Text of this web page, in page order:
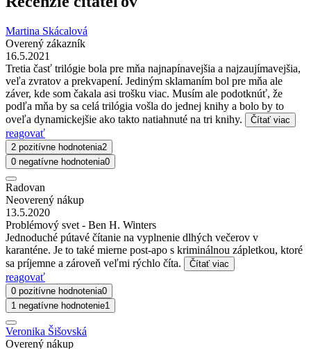
Martina Skácalová
Overený zákazník
16.5.2021
Tretia časť trilógie bola pre mňa najnapínavejšia a najzaujímavejšia,
veľa zvratov a prekvapení. Jediným sklamaním bol pre mňa ale
záver, kde som čakala asi trošku viac. Musím ale podotknúť, že
podľa mňa by sa celá trilógia vošla do jednej knihy a bolo by to
oveľa dynamickejšie ako takto natiahnuté na tri knihy.
Čítať viac
reagovať
2 pozitívne hodnotenia2
0 negatívne hodnotenia0
Radovan
Neoverený nákup
13.5.2020
Problémový svet - Ben H. Winters
Jednoduché pútavé čítanie na vyplnenie dlhých večerov v
karanténe. Je to také mierne post-apo s kriminálnou zápletkou, ktoré
sa príjemne a zároveň veľmi rýchlo číta.
Čítať viac
reagovať
0 pozitívne hodnotenia0
1 negatívne hodnotenie1
Veronika Šišovská
Overený nákup